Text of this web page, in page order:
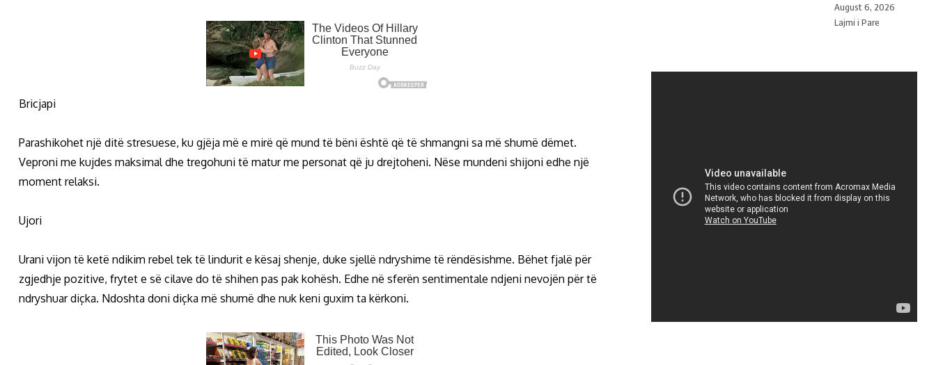
Bricjapi
Parashikohet një ditë stresuese, ku gjëja më e mirë që mund të bëni është që të shmangni sa më shumë dëmet.
Veproni me kujdes maksimal dhe tregohuni të matur me personat që ju drejtoheni. Nëse mundeni shijoni edhe një
moment relaksi.
Ujori
Urani vijon të ketë ndikim rebel tek të lindurit e kësaj shenje, duke sjellë ndryshime të rëndësishme. Bëhet fjalë për
zgjedhje pozitive, frytet e së cilave do të shihen pas pak kohësh. Edhe në sferën sentimentale ndjeni nevojën për të
ndryshuar diçka. Ndoshta doni diçka më shumë dhe nuk keni guxim ta kërkoni.
August 6, 2026
Lajmi i Pare